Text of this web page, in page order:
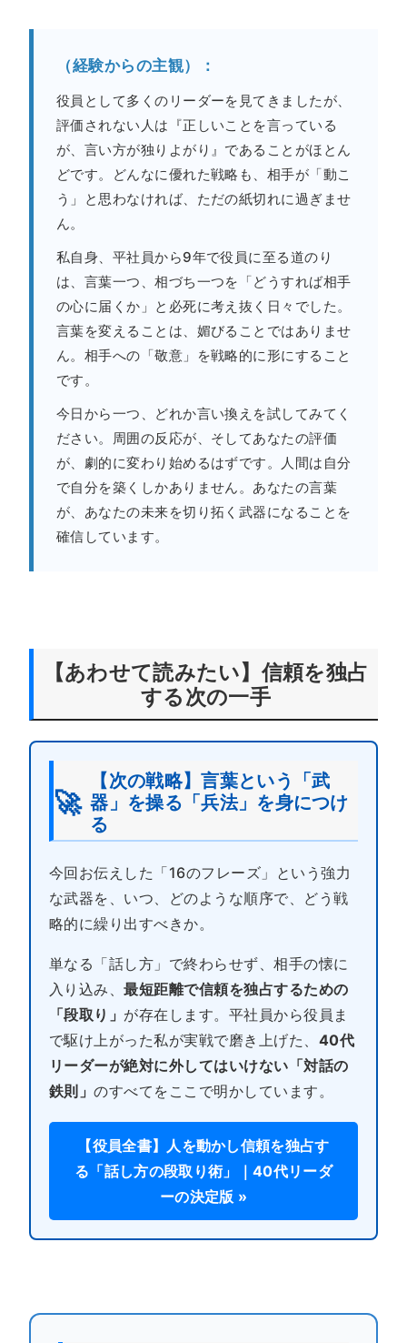
（経験からの主観）：
役員として多くのリーダーを見てきましたが、
評価されない人は『正しいことを言っている
が、言い方が独りよがり』であることがほとん
どです。どんなに優れた戦略も、相手が「動こ
う」と思わなければ、ただの紙切れに過ぎませ
ん。
私自身、平社員から9年で役員に至る道のり
は、言葉一つ、相づち一つを「どうすれば相手
の心に届くか」と必死に考え抜く日々でした。
言葉を変えることは、媚びることではありませ
ん。相手への「敬意」を戦略的に形にすること
です。
今日から一つ、どれか言い換えを試してみてく
ださい。周囲の反応が、そしてあなたの評価
が、劇的に変わり始めるはずです。人間は自分
で自分を築くしかありません。あなたの言葉
が、あなたの未来を切り拓く武器になることを
確信しています。
【あわせて読みたい】信頼を独占
する次の一手
🚀
【次の戦略】言葉という「武
器」を操る「兵法」を身につけ
る
今回お伝えした「16のフレーズ」という強力
な武器を、いつ、どのような順序で、どう戦
略的に繰り出すべきか。
単なる「話し方」で終わらせず、相手の懐に
入り込み、最短距離で信頼を独占するための
「段取り」 が存在します。平社員から役員ま
で駆け上がった私が実戦で磨き上げた、 40代
リーダーが絶対に外してはいけない「対話の
鉄則」のすべてをここで明かしています。
【役員全書】人を動かし信頼を独占す
る「話し方の段取り術」｜40代リーダ
ーの決定版 »